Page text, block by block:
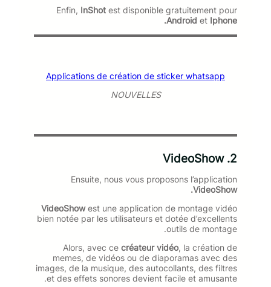
Enfin, InShot est disponible gratuitement pour
Android et Iphone.
Applications de création de sticker whatsapp
NOUVELLES
2.
VideoShow
Ensuite, nous vous proposons l’application
VideoShow.
VideoShowest une application de montage vidéo
bien notée par les utilisateurs et dotée d’excellents
outils de montage.
Alors, avec ce créateur vidéo, la création de
memes, de vidéos ou de diaporamas avec des
images, de la musique, des autocollants, des filtres
et des effets sonores devient facile et amusante.